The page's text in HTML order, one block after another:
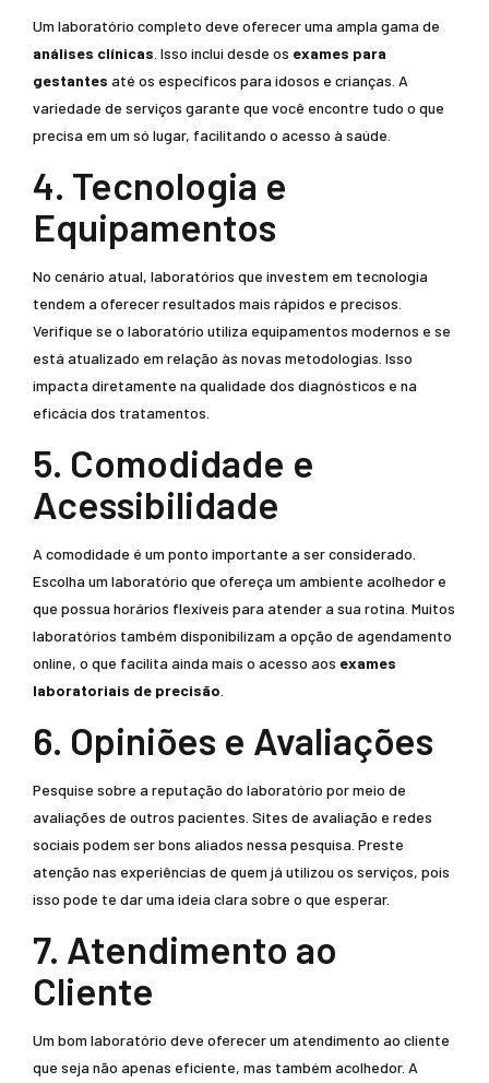
Um laboratório completo deve oferecer uma ampla gama de
análises clínicas . Isso inclui desde os exames para
gestantes até os específicos para idosos e crianças. A
variedade de serviços garante que você encontre tudo o que
precisa em um só lugar, facilitando o acesso à saúde.
4. Tecnologia e
Equipamentos
No cenário atual, laboratórios que investem em tecnologia
tendem a oferecer resultados mais rápidos e precisos.
Verifique se o laboratório utiliza equipamentos modernos e se
está atualizado em relação às novas metodologias. Isso
impacta diretamente na qualidade dos diagnósticos e na
eficácia dos tratamentos.
5. Comodidade e
Acessibilidade
A comodidade é um ponto importante a ser considerado.
Escolha um laboratório que ofereça um ambiente acolhedor e
que possua horários flexíveis para atender a sua rotina. Muitos
laboratórios também disponibilizam a opção de agendamento
online, o que facilita ainda mais o acesso aos exames
laboratoriais de precisão
6. Opiniões e Avaliações
Pesquise sobre a reputação do laboratório por meio de
avaliações de outros pacientes. Sites de avaliação e redes
sociais podem ser bons aliados nessa pesquisa. Preste
atenção nas experiências de quem já utilizou os serviços, pois
isso pode te dar uma ideia clara sobre o que esperar.
7. Atendimento ao
Cliente
Um bom laboratório deve oferecer um atendimento ao cliente
que seja não apenas eficiente, mas também acolhedor. A